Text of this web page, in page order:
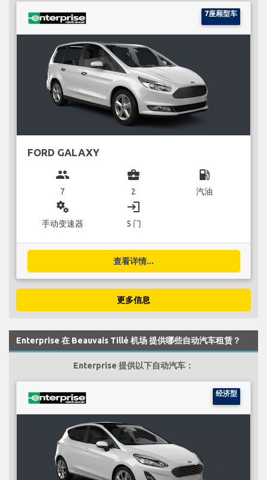
7座厢型车
FORD GALAXY
group
7
business_center
2
local_gas_station
汽油
miscellaneous_services
手动变速器
login
5 门
查看详情...
更多信息
Enterprise 在 Beauvais Tillé 机场 提供哪些自动汽车租赁？
Enterprise 提供以下自动汽车：
经济型